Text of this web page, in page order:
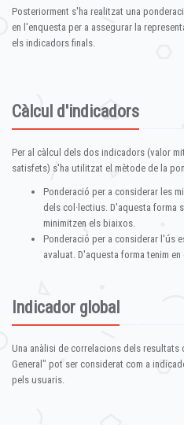
Posteriorment s'ha realitzat una
en l'enquesta per a assegurar la
els indicadors finals.
Càlcul d'indicadors
Per al càlcul dels dos indicadors (valor
satisfets) s'ha utilitzat el mètode de la
Ponderació per a considerar les
dels col·lectius. D'aquesta forma
minimitzen els biaixos.
Ponderació per a considerar l'ús
avaluat. D'aquesta forma tenim
Indicador global
Una anàlisi de correlacions dels
General" pot ser considerat com a
pels usuaris.